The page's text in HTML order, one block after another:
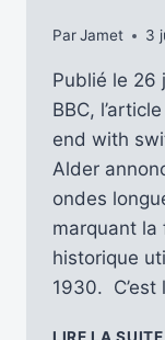
ParJamet 3
Publié le
BBC,
end with
Alder
ondes
marquant la
historique
1930. C’est